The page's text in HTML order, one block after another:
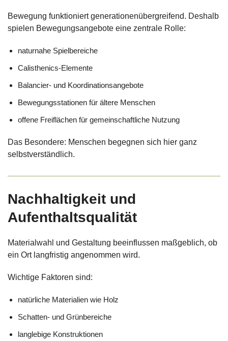
Bewegung funktioniert generationenübergreifend. Deshalb
spielen Bewegungsangebote eine zentrale Rolle:
naturnahe Spielbereiche
Calisthenics-Elemente
Balancier- und Koordinationsangebote
Bewegungsstationen für ältere Menschen
offene Freiflächen für gemeinschaftliche Nutzung
Das Besondere: Menschen begegnen sich hier ganz
selbstverständlich.
Nachhaltigkeit und
Aufenthaltsqualität
Materialwahl und Gestaltung beeinflussen maßgeblich, ob
ein Ort langfristig angenommen wird.
Wichtige Faktoren sind:
natürliche Materialien wie Holz
Schatten- und Grünbereiche
langlebige Konstruktionen